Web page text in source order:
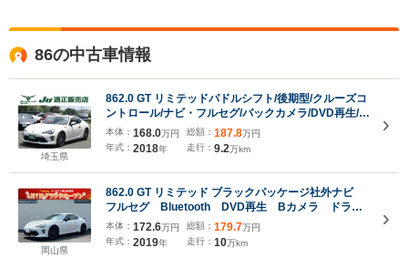
86の中古車情報
埼玉県
862.0 GT リミテッドパドルシフト/後期型/クルーズコ
ントロール/ナビ・フルセグ/バックカメラ/DVD再生/音
楽サーバー/BT接続/ETC/半革/シートヒーター/TRACK
モード/17AW/LED/スマートキー
本体： 168.0万円
年式： 2018年
総額： 187.8万円
走行： 9.2万km
岡山県
862.0 GT リミテッド ブラックパッケージ社外ナビ
フルセグ Bluetooth DVD再生 Bカメラ ドラレ
コ ETC ハーフレザーシート シートヒーター サ
イドSRS クルコン パドルシフト TRDエアロ ブ
リッツNUR-SPECマフラー
本体： 172.6万円
年式： 2019年
総額： 179.7万円
走行： 10万km